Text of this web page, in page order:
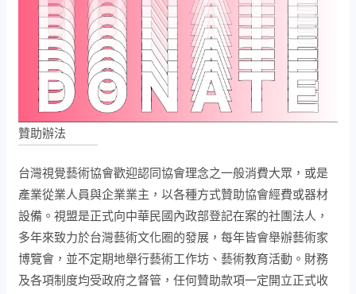
贊助辦法
台灣視覺藝術協會歡迎認同協會理念之一般消費大眾，或是
產業從業人員與企業業主，以各種方式贊助協會經費或器材
設備。視盟是正式向中華民國內政部登記在案的社團法人，
多年來致力於台灣藝術文化圈的發展，每年皆會舉辦藝術家
博覽會，並不定期地舉行藝術工作坊、藝術教育活動。財務
及各項制度均受政府之督管，任何贊助款項一定開立正式收